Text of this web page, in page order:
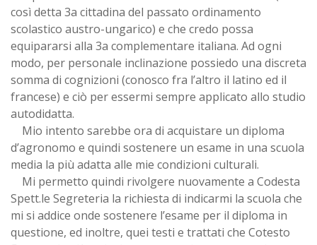
così detta 3a cittadina del passato ordinamento
scolastico austro-ungarico) e che credo possa
equipararsi alla 3a complementare italiana. Ad ogni
modo, per personale inclinazione possiedo una discreta
somma di cognizioni (conosco fra l’altro il latino ed il
francese) e ciò per essermi sempre applicato allo studio
autodidatta.
Mio intento sarebbe ora di acquistare un diploma
d’agronomo e quindi sostenere un esame in una scuola
media la più adatta alle mie condizioni culturali.
Mi permetto quindi rivolgere nuovamente a Codesta
Spett.le Segreteria la richiesta di indicarmi la scuola che
mi si addice onde sostenere l’esame per il diploma in
questione, ed inoltre, quei testi e trattati che Cotesto